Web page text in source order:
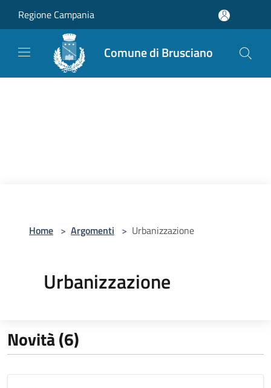
Regione Campania
Comune di Brusciano
Home > Argomenti > Urbanizzazione
Urbanizzazione
Novità (6)